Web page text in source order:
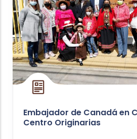
Embajador de Canadá en
Centro Originarias